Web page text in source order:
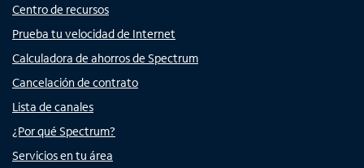
Centro de recursos
Prueba tu velocidad de Internet
Calculadora de ahorros de Spectrum
Cancelación de contrato
Lista de canales
¿Por qué Spectrum?
Servicios en tu área